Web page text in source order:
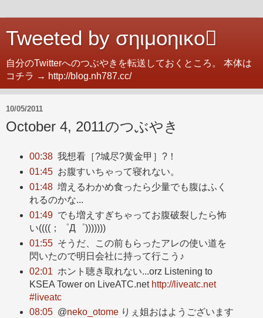
Tweeted by σηιμοηικο
自分のTwitterへのつぶやきを転送しておくところ。 本体は
コチラ → http://blog.nh787.cc/
10/05/2011
October 4, 2011のつぶやき
00:38 我想看［?城尽?黄金甲］?！
01:45 お腹すいちゃって寝れない。
01:48 増えるわかめ食ったら少量でも腹はふく
れるのかな...
01:49 でも増えすぎちゃってお腹破裂したら怖
い((((；゜Д゜)))))))
01:55 そうだ、この前もらったアレの使い道を
閃いたので明日会社に持って行こう♪
02:01 ホント聴き取れない...orz Listening to
KSEA Tower on LiveATC.net http://liveatc.net
#liveatc
08:05 @neko_otomeりぇ姐おはようございます